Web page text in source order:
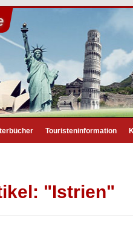
Touristeninformation
"Istrien"